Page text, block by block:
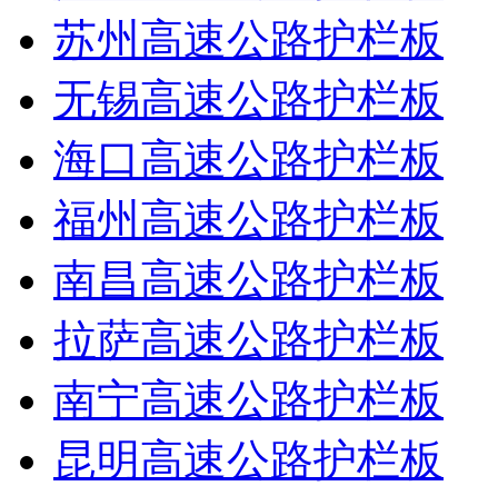
苏州高速公路护栏板
无锡高速公路护栏板
海口高速公路护栏板
福州高速公路护栏板
南昌高速公路护栏板
拉萨高速公路护栏板
南宁高速公路护栏板
昆明高速公路护栏板